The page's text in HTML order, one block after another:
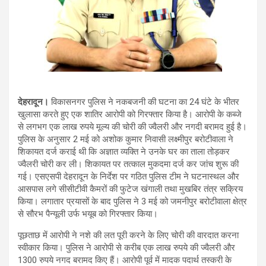
देहरादून।विकासनगर पुलिस ने नकबजनी की घटना का 24 घंटे के भीतर
खुलासा करते हुए एक शातिर आरोपी को गिरफ्तार किया है। आरोपी के कब्जे
से लगभग एक लाख रुपये मूल्य की चोरी की ज्वैलरी और नगदी बरामद हुई है।
पुलिस के अनुसार 2 मई को अशोक कुमार निवासी लक्ष्मीपुर बरोटीवाला ने
शिकायत दर्ज कराई थी कि अज्ञात व्यक्ति ने उनके घर का ताला तोड़कर
ज्वैलरी चोरी कर ली। शिकायत पर तत्काल मुकदमा दर्ज कर जांच शुरू की
गई। एसएसपी देहरादून के निर्देश पर गठित पुलिस टीम ने घटनास्थल और
आसपास लगे सीसीटीवी कैमरों की फुटेज खंगाली तथा मुखबिर तंत्र सक्रिय
किया। लगातार प्रयासों के बाद पुलिस ने 3 मई को जमनीपुर बरोटीवाला क्षेत्र
से सौरभ पैन्यूली उर्फ भयूब को गिरफ्तार किया।
पूछताछ में आरोपी ने नशे की लत पूरी करने के लिए चोरी की वारदात करना
स्वीकार किया। पुलिस ने आरोपी से करीब एक लाख रुपये की ज्वैलरी और
1300 रुपये नगद बरामद किए हैं। आरोपी पूर्व में मादक पदार्थ तस्करी के